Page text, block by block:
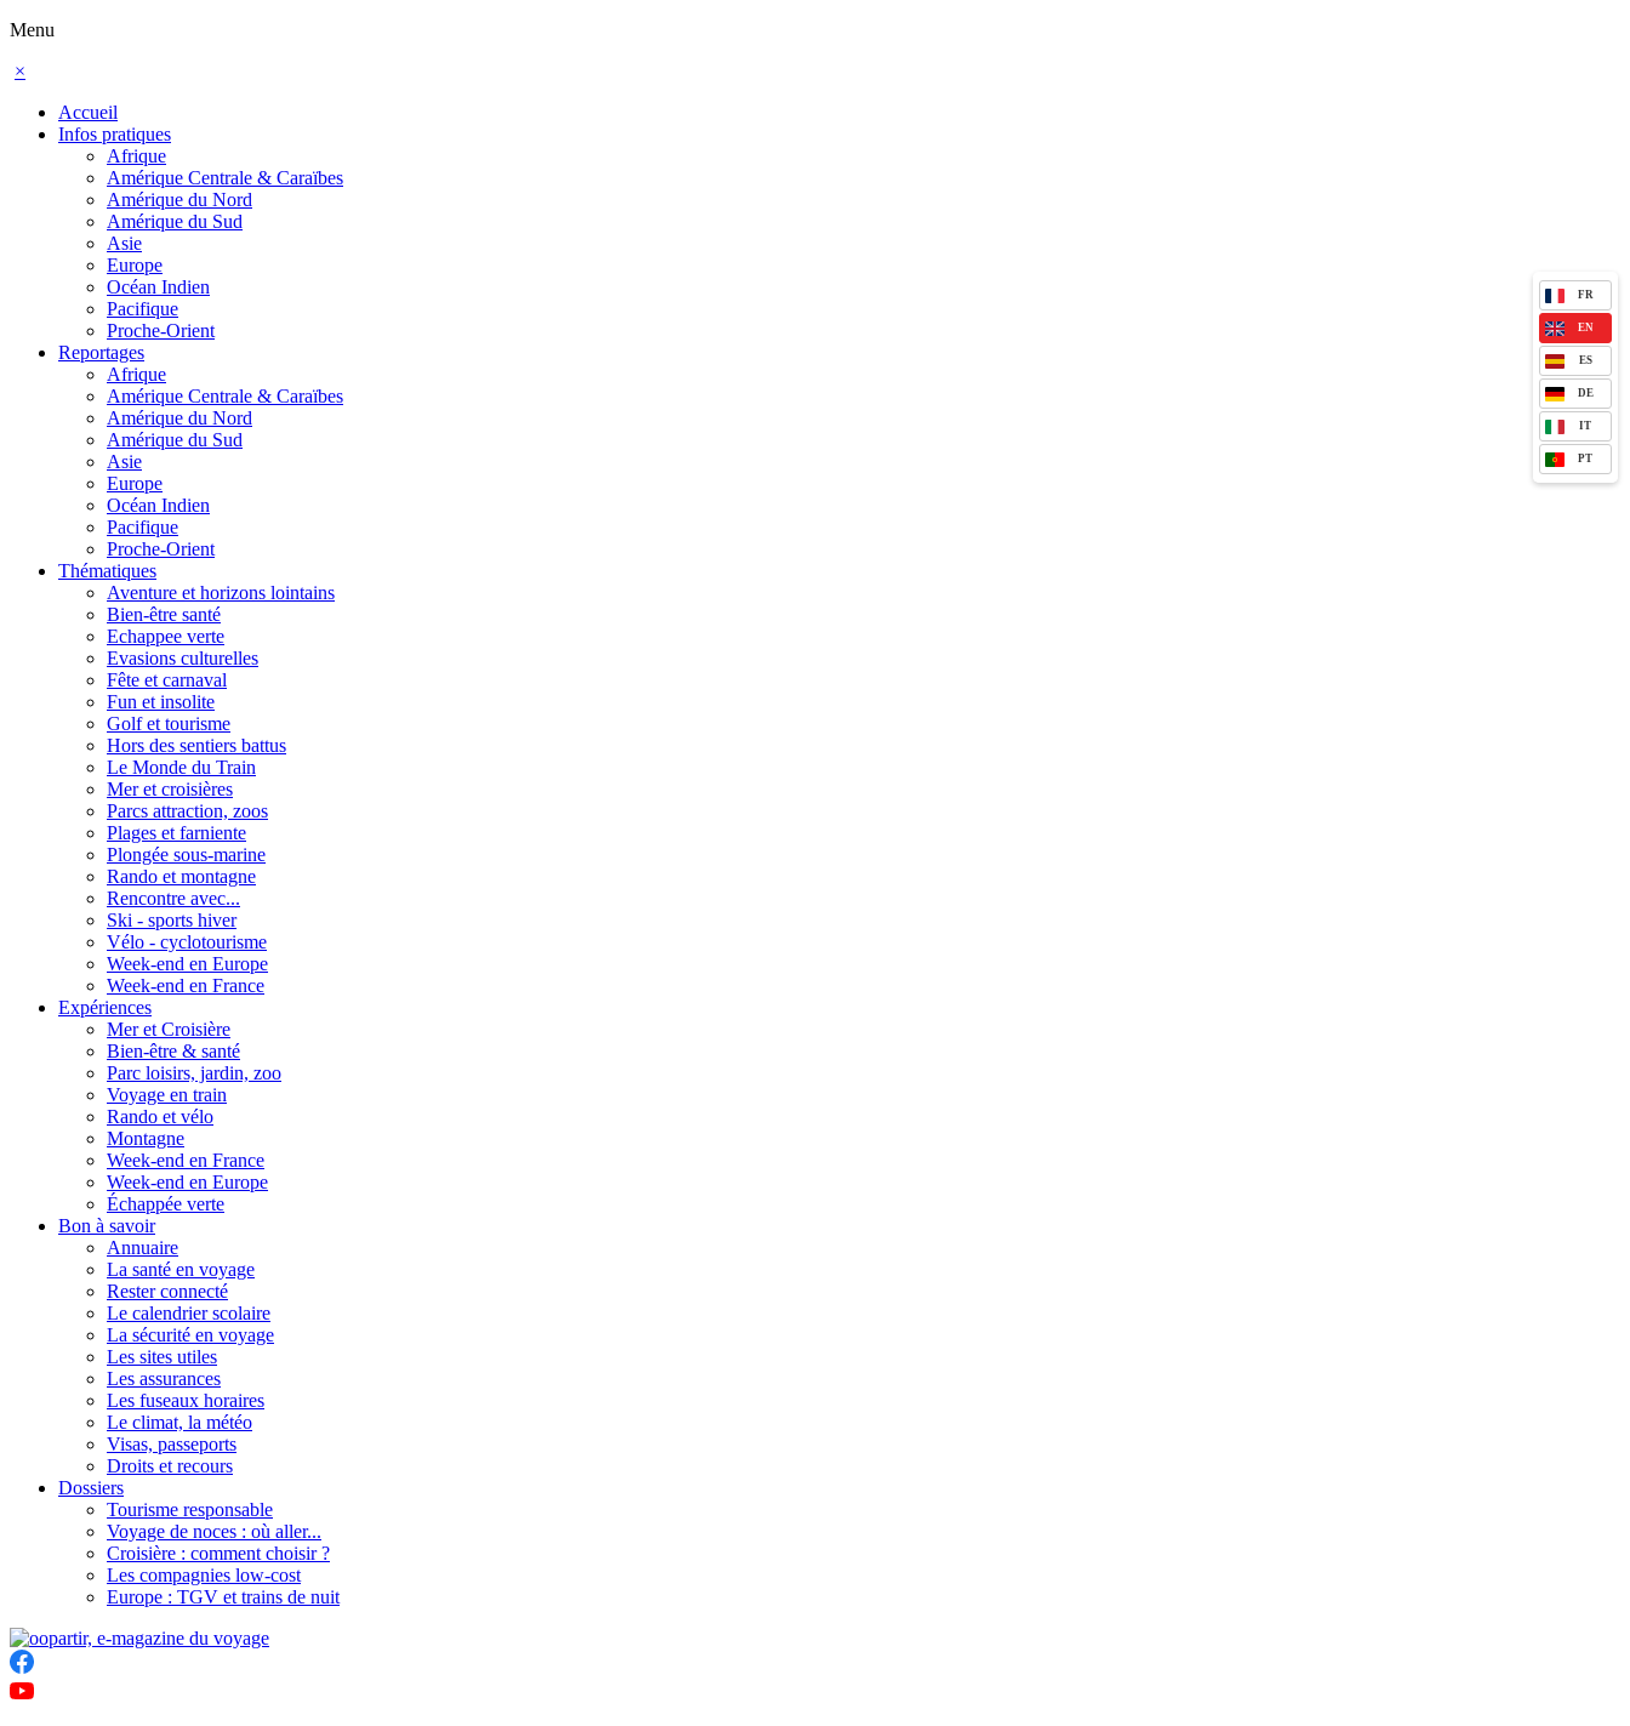
Menu
×
Accueil
Infos pratiques
Afrique
Amérique Centrale & Caraïbes
Amérique du Nord
Amérique du Sud
Asie
Europe
Océan Indien
Pacifique
Proche-Orient
Reportages
Afrique
Amérique Centrale & Caraïbes
Amérique du Nord
Amérique du Sud
Asie
Europe
Océan Indien
Pacifique
Proche-Orient
Thématiques
Aventure et horizons lointains
Bien-être santé
Echappee verte
Evasions culturelles
Fête et carnaval
Fun et insolite
Golf et tourisme
Hors des sentiers battus
Le Monde du Train
Mer et croisières
Parcs attraction, zoos
Plages et farniente
Plongée sous-marine
Rando et montagne
Rencontre avec...
Ski - sports hiver
Vélo - cyclotourisme
Week-end en Europe
Week-end en France
Expériences
Mer et Croisière
Bien-être & santé
Parc loisirs, jardin, zoo
Voyage en train
Rando et vélo
Montagne
Week-end en France
Week-end en Europe
Échappée verte
Bon à savoir
Annuaire
La santé en voyage
Rester connecté
Le calendrier scolaire
La sécurité en voyage
Les sites utiles
Les assurances
Les fuseaux horaires
Le climat, la météo
Visas, passeports
Droits et recours
Dossiers
Tourisme responsable
Voyage de noces : où aller...
Croisière : comment choisir ?
Les compagnies low-cost
Europe : TGV et trains de nuit
FR
EN
ES
DE
IT
PT